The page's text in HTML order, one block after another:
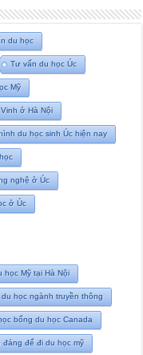
du học
Tư vấn du học Úc
Mỹ
ở Hà Nội
du học sinh Úc hiện nay
nghệ ở Úc
ở Úc
học Mỹ tại Hà Nội
học ngành truyền thông
bổng du học Canada
đáng để đi du học mỹ